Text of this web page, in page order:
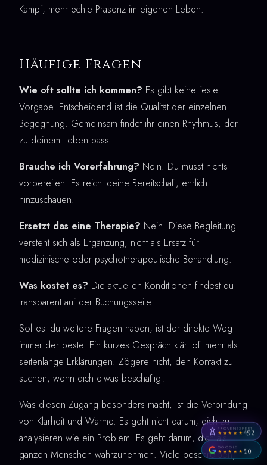
Kampf, mehr echte Präsenz im eigenen Leben.
Häufige Fragen
Wie oft sollte ich kommen? Es gibt keine feste
Vorgabe. Entscheidend ist die Qualität der einzelnen
Begegnung. Gemeinsam findet ihr einen Rhythmus, der
zu deinem Leben passt.
Brauche ich Vorerfahrung? Nein. Du musst nichts
vorbereiten. Es reicht deine Bereitschaft, ehrlich
hinzuschauen.
Ersetzt das eine Therapie? Nein. Diese Begleitung
versteht sich als Ergänzung, nicht als Ersatz für
medizinische oder psychotherapeutische Behandlung.
Was kostet es? Die aktuellen Konditionen findest du
transparent auf der Buchungsseite.
Solltest du weitere Fragen haben, ist der direkte Weg
immer der beste. Ein kurzes Gespräch klärt oft mehr als
seitenlange Erklärungen. Zögere nicht, den Kontakt zu
suchen, wenn dich etwas beschäftigt.
Was diesen Zugang besonders macht, ist die Verbindung
von Klarheit und Wärme. Es geht nicht darum, dich zu
analysieren wie ein Problem. Es geht darum, dich als
ganzen Menschen wahrzunehmen. Viele beschreiben,
PROVENEXPERT
★★★★★4,92
GOOGLE
★★★★★5,0